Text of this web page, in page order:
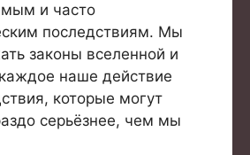
и часто
последствиям. Мы
законы вселенной и
наше действие
которые могут
серьёзнее, чем мы